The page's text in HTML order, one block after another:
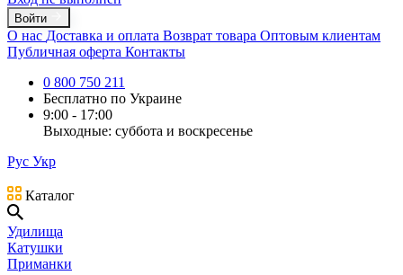
Войти
О нас Доставка и оплата Возврат товара Оптовым клиентам
Публичная оферта Контакты
0 800 750 211
Бесплатно по Украине
9:00 - 17:00
Выходные: суббота и воскресенье
Рус Укр
Каталог
Удилища
Катушки
Приманки